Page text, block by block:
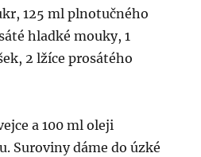
125 ml plnotučného
hladké mouky, 1
2 lžíce prosátého
a 100 ml oleji
Suroviny dáme do úzké